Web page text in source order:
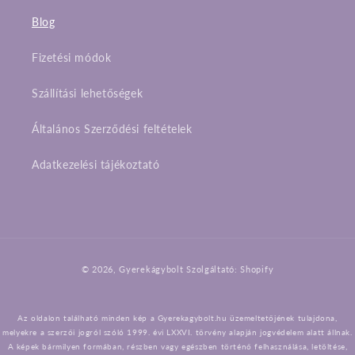
Blog
Fizetési módok
Szállítási lehetőségek
Általános Szerződési feltételek
Adatkezelési tájékoztató
© 2026,Gyerekágybolt Szolgáltató: Shopify
Az oldalon található minden kép a Gyerekagybolt.hu üzemeltetőjének tulajdona,
melyekre a szerzői jogról szóló 1999. évi LXXVI. törvény alapján jogvédelem alatt állnak.
A képek bármilyen formában, részben vagy egészben történő felhasználása, letöltése,